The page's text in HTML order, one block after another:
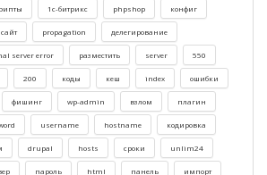
1c-битрикс phpshop конфиг
cайт propagation делегирование
server error разместить server 550
200 коды кеш index ошибки
фишинг wp-admin взлом плагин
username hostname кодировка
drupal hosts сроки unlim24
пароль html панель импорт